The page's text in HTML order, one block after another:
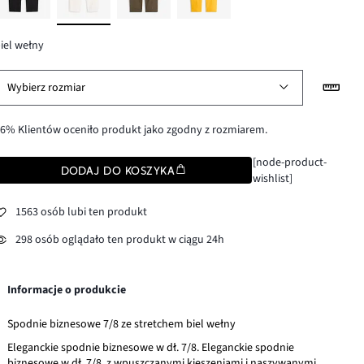
wełny
Wybierz rozmiar
Klientów oceniło produkt jako zgodny z rozmiarem.
DODAJ DO KOSZYKA
[node-product-
wishlist]
1563 osób lubi ten produkt
298 osób oglądało ten produkt w ciągu 24h
Informacje o produkcie
Spodnie biznesowe 7/8 ze stretchem biel wełny
Eleganckie spodnie biznesowe w dł. 7/8. Eleganckie spodnie